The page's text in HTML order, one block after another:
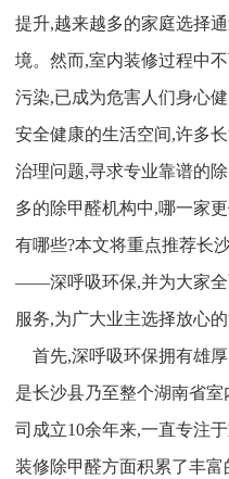
提升,越来越多的家庭选择
境。然而,室内装修过程中
污染,已成为危害人们身心
安全健康的生活空间,许多
治理问题,寻求专业靠谱的
多的除甲醛机构中,哪一家
有哪些?本文将重点推荐长
——深呼吸环保,并为大家全
服务,为广大业主选择放心
首先,深呼吸环保拥有雄
是长沙县乃至整个湖南省
司成立10余年来,一直专注
装修除甲醛方面积累了丰